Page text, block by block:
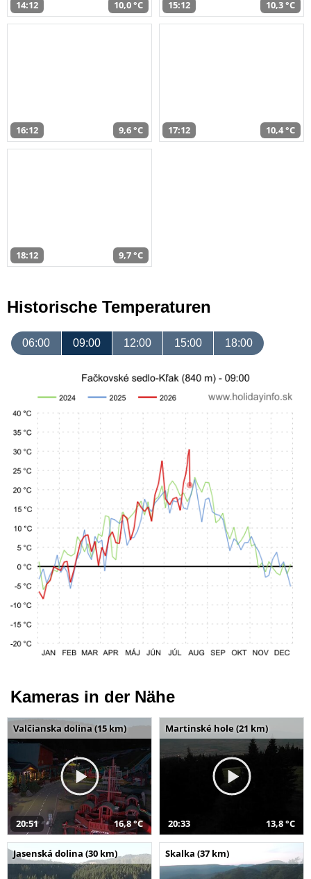
14:12 10,0 °C 15:12 10,3 °C
16:12 9,6 °C 17:12 10,4 °C
18:12 9,7 °C
Historische Temperaturen
06:00 09:00 12:00 15:00 18:00
Kameras in der Nähe
Valčianska dolina (15 km)
20:51 16,8 °C
Martinské hole (21 km)
20:33 13,8 °C
Jasenská dolina (30 km) Skalka (37 km)